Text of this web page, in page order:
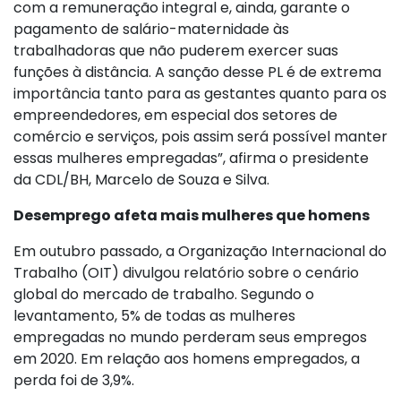
com a remuneração integral e, ainda, garante o
pagamento de salário-maternidade às
trabalhadoras que não puderem exercer suas
funções à distância. A sanção desse PL é de extrema
importância tanto para as gestantes quanto para os
empreendedores, em especial dos setores de
comércio e serviços, pois assim será possível manter
essas mulheres empregadas”, afirma o presidente
da CDL/BH, Marcelo de Souza e Silva.
Desemprego afeta mais mulheres que homens
Em outubro passado, a Organização Internacional do
Trabalho (OIT) divulgou relatório sobre o cenário
global do mercado de trabalho. Segundo o
levantamento, 5% de todas as mulheres
empregadas no mundo perderam seus empregos
em 2020. Em relação aos homens empregados, a
perda foi de 3,9%.